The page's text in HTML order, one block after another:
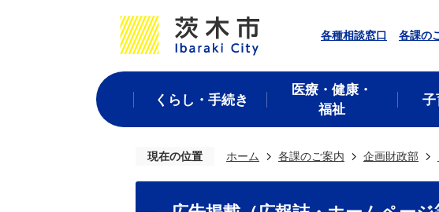
各種相談窓口 各課の
くらし・手続き
医療・健康・
福祉
子
現在の位置 ホーム 各課のご案内 企画財政部